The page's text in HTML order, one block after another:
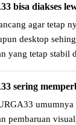
bisa diakses
agar tetap
desktop
yang tetap stabil
sering
pembaruan